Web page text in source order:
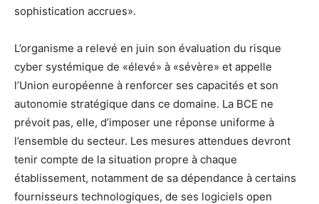
sophistication accrues».
L’organisme a relevé en juin son évaluation du risque
cyber systémique de «élevé» à «sévère» et appelle
l’Union européenne à renforcer ses capacités et son
autonomie stratégique dans ce domaine. La BCE ne
prévoit pas, elle, d’imposer une réponse uniforme à
l’ensemble du secteur. Les mesures attendues devront
tenir compte de la situation propre à chaque
établissement, notamment de sa dépendance à certains
fournisseurs technologiques, de ses logiciels open